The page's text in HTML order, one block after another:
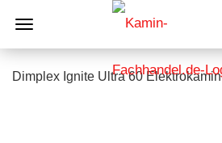
Dimplex Ignite Ultra 60 Elektrokamin